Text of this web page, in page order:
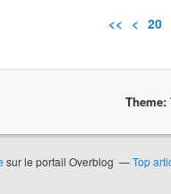
<< < 10
20
sur le portail Overblog Top